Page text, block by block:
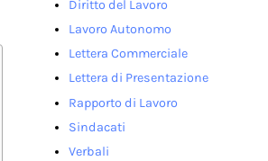
Diritto del Lavoro
Lavoro Autonomo
Lettera Commerciale
Lettera di Presentazione
Rapporto di Lavoro
Sindacati
Verbali